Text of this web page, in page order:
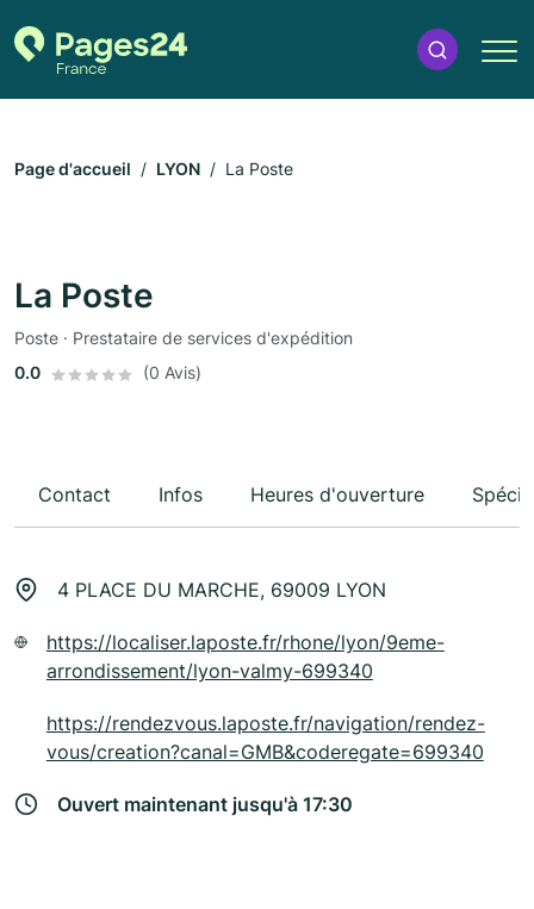
Page d'accueil LYON La Poste
La Poste
Poste · Prestataire de services d'expédition
0.0
(0 Avis)
Contact Infos Heures d'ouverture
4 PLACE DU MARCHE, 69009 LYON
https://localiser.laposte.fr/rhone/lyon/9eme-
arrondissement/lyon-valmy-699340
https://rendezvous.laposte.fr/navigation/rendez-
vous/creation?canal=GMB&coderegate=699340
Ouvert maintenant jusqu'à 17:30